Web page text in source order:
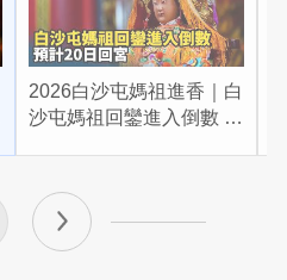
2026白沙屯媽祖進香｜白
沙屯媽祖回鑾進入倒數 預